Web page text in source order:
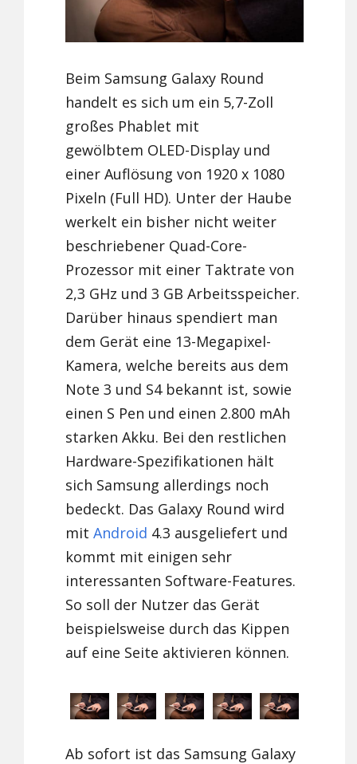
Beim Samsung Galaxy Round
handelt es sich um ein 5,7-Zoll
großes Phablet mit
gewölbtem OLED-Display und
einer Auflösung von 1920 x 1080
Pixeln (Full HD). Unter der Haube
werkelt ein bisher nicht weiter
beschriebener Quad-Core-
Prozessor mit einer Taktrate von
2,3 GHz und 3 GB Arbeitsspeicher.
Darüber hinaus spendiert man
dem Gerät eine 13-Megapixel-
Kamera, welche bereits aus dem
Note 3 und S4 bekannt ist, sowie
einen S Pen und einen 2.800 mAh
starken Akku. Bei den restlichen
Hardware-Spezifikationen hält
sich Samsung allerdings noch
bedeckt. Das Galaxy Round wird
mitAndroid 4.3 ausgeliefert und
kommt mit einigen sehr
interessanten Software-Features.
So soll der Nutzer das Gerät
beispielsweise durch das Kippen
auf eine Seite aktivieren können.
Ab sofort ist das Samsung Galaxy